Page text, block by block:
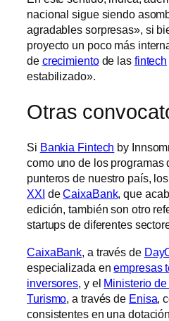
nacional sigue siendo
agradables sorpresas», si
proyecto un poco más
de crecimientode las fintech
estabilizado».
Otras
Si Bankia Fintech by
como uno de los programas
punteros de nuestro país, los
XXI deCaixaBank, que
edición, también son otro
startups de diferentes
CaixaBank , a través de
especializada enempresas
inversores , y el Ministerio
Turismo , a través de Enisa ,
consistentes en una